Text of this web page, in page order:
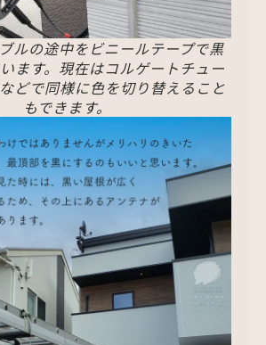
ルの途中をビニールテープで黒
ます。現在はコルゲートチュー
どで同様に色を切り替えること
もできます。